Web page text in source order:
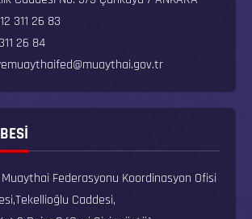
311 26 83
26 84
Federasyonu Koordinasyon Ofisi
Caddesi,